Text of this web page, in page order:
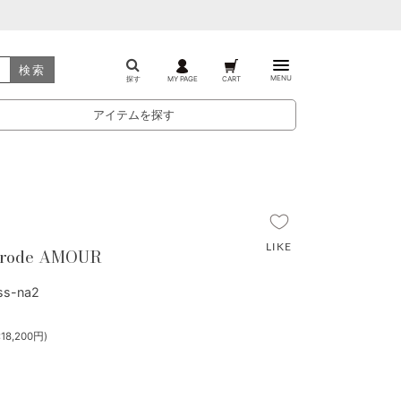
検索
探す MY PAGE CART MENU
アイテムを探す
AMOUR
na2
円)